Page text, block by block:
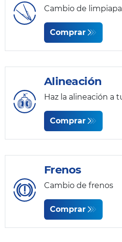
Cambio de
Comprar
Alineación
Haz la alineación a
Comprar
Frenos
Cambio de frenos
Comprar